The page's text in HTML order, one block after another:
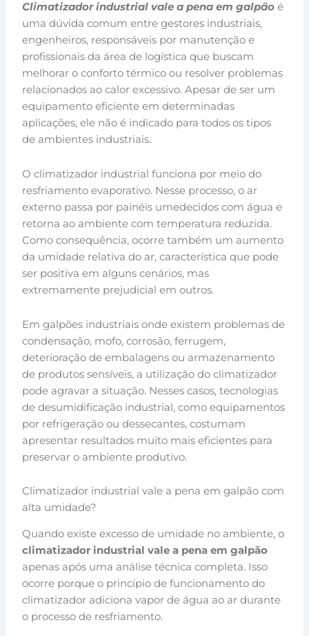
Climatizador industrial vale a pena em galpão é
uma dúvida comum entre gestores industriais,
engenheiros, responsáveis por manutenção e
profissionais da área de logística que buscam
melhorar o conforto térmico ou resolver problemas
relacionados ao calor excessivo. Apesar de ser um
equipamento eficiente em determinadas
aplicações, ele não é indicado para todos os tipos
de ambientes industriais.
O climatizador industrial funciona por meio do
resfriamento evaporativo. Nesse processo, o ar
externo passa por painéis umedecidos com água e
retorna ao ambiente com temperatura reduzida.
Como consequência, ocorre também um aumento
da umidade relativa do ar, característica que pode
ser positiva em alguns cenários, mas
extremamente prejudicial em outros.
Em galpões industriais onde existem problemas de
condensação, mofo, corrosão, ferrugem,
deterioração de embalagens ou armazenamento
de produtos sensíveis, a utilização do climatizador
pode agravar a situação. Nesses casos, tecnologias
de desumidificação industrial, como equipamentos
por refrigeração ou dessecantes, costumam
apresentar resultados muito mais eficientes para
preservar o ambiente produtivo.
Climatizador industrial vale a pena em galpão com
alta umidade?
Quando existe excesso de umidade no ambiente, o
climatizador industrial vale a pena em galpão
apenas após uma análise técnica completa. Isso
ocorre porque o princípio de funcionamento do
climatizador adiciona vapor de água ao ar durante
o processo de resfriamento.